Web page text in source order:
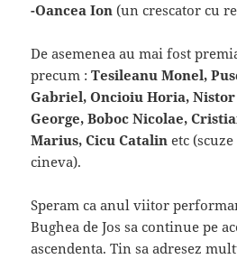
-Oancea Ion (un crescator cu
De asemenea au mai fost
precum :Tesileanu Monel,
Gabriel, Oncioiu Horia,
George, Boboc Nicolae,
Marius, Cicu Catalin etc
cineva).
Speram ca anul viitor
Bughea de Jos sa continue pe
ascendenta. Tin sa adresez